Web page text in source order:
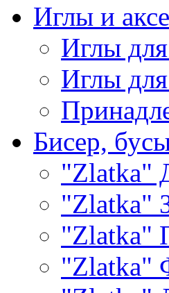
Иглы и
Иглы
Иглы
Бисер,
"Zlatka"
"Zlatka"
"Zlatka"
"Zlatka"